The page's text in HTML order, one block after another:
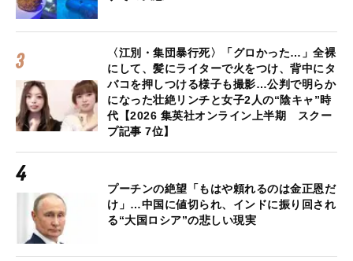
〈江別・集団暴行死〉「グロかった…」全裸
にして、髪にライターで火をつけ、背中にタ
バコを押しつける様子も撮影…公判で明らか
になった壮絶リンチと女子2人の“陰キャ”時
代【2026 集英社オンライン上半期 スクー
プ記事 7位】
プーチンの絶望「もはや頼れるのは金正恩だ
け」…中国に値切られ、インドに振り回され
る“大国ロシア”の悲しい現実